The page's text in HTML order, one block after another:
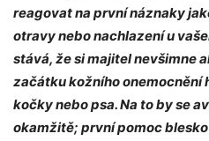
reagovat na první náznaky
otravy nebo nachlazení u
stává, že si majitel nevšimne
začátku kožního onemocnění
kočky nebo psa. Na to by se
okamžitě; první pomoc